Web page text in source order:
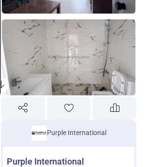
Purple International
Purple International